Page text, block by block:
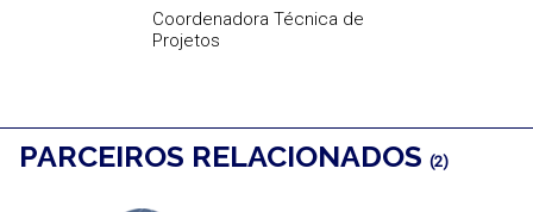
Coordenadora Técnica de
Projetos
PARCEIROS RELACIONADOS (2)